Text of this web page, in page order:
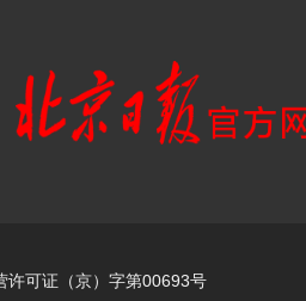
许可证（京）字第00693号